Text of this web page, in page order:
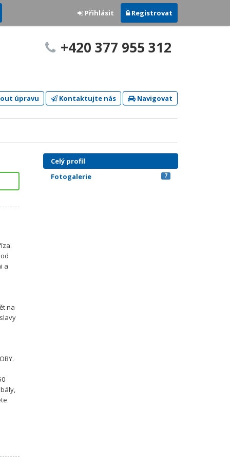
Přihlásit Registrovat
+420 377 955 312
úpravu Kontaktujte nás Navigovat
a
na
Celý profil
Fotogalerie
7